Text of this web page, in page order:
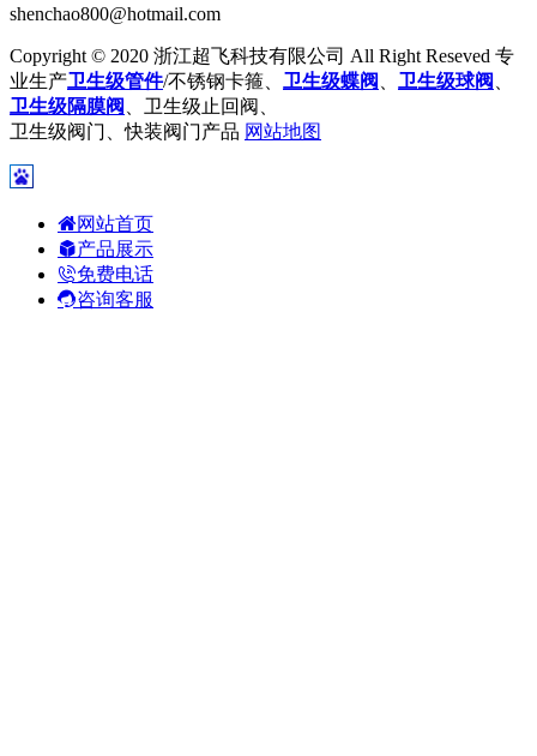
shenchao800@hotmail.com
Copyright © 2020 浙江超飞科技有限公司 All Right Reseved 专
业生产卫生级管件/不锈钢卡箍、 卫生级蝶阀 、 卫生级球阀 、
卫生级隔膜阀 、卫生级止回阀、
卫生级阀门、快装阀门产品 网站地图
网站首页
产品展示
免费电话
咨询客服